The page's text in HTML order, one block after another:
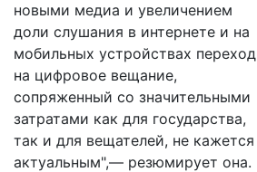
новыми медиа и увеличением
доли слушания в интернете и на
мобильных устройствах переход
на цифровое вещание,
сопряженный со значительными
затратами как для государства,
так и для вещателей, не кажется
актуальным",— резюмирует она.